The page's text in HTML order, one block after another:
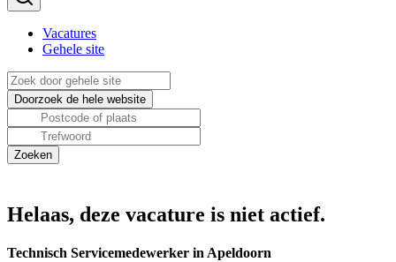
Vacatures
Gehele site
Helaas, deze vacature is niet actief.
Technisch Servicemedewerker in Apeldoorn